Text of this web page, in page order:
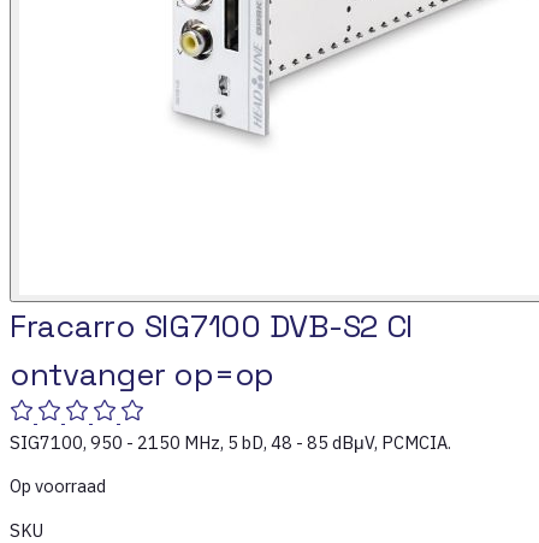
Fracarro SIG7100 DVB-S2 CI
ontvanger op=op
SIG7100, 950 - 2150 MHz, 5 bD, 48 - 85 dBμV, PCMCIA.
Op voorraad
SKU